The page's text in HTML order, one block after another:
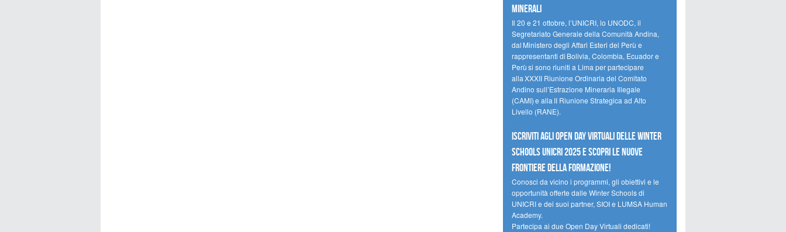
minerali
Il 20 e 21 ottobre, l’UNICRI, lo UNODC, il
Segretariato Generale della Comunità Andina,
dal Ministero degli Affari Esteri del Perù e
rappresentanti di Bolivia, Colombia, Ecuador e
Perù si sono riuniti a Lima per partecipare
alla XXXII Riunione Ordinaria del Comitato
Andino sull’Estrazione Mineraria Illegale
(CAMI) e alla II Riunione Strategica ad Alto
Livello (RANE).
Iscriviti agli Open Day Virtuali delle Winter
Schools UNICRI 2025 e scopri le nuove
frontiere della formazione!
Conosci da vicino i programmi, gli obiettivi e le
opportunità offerte dalle Winter Schools di
UNICRI e dei suoi partner, SIOI e LUMSA Human
Academy.
Partecipa ai due Open Day Virtuali dedicati!